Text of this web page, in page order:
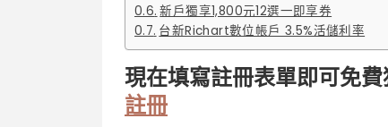
新戶獨享1,800元12選一即享券
台新Richart數位帳戶 3.5%活儲利率
現在填寫註冊表單即可免
註冊